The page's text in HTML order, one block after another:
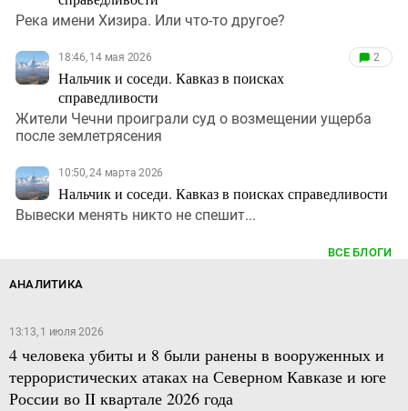
Река имени Хизира. Или что-то другое?
18:46, 14 мая 2026
Нальчик и соседи. Кавказ в поисках
справедливости
2
Жители Чечни проиграли суд о возмещении ущерба
после землетрясения
10:50, 24 марта 2026
Нальчик и соседи. Кавказ в поисках справедливости
Вывески менять никто не спешит...
ВСЕ БЛОГИ
АНАЛИТИКА
13:13, 1 июля 2026
4 человека убиты и 8 были ранены в вооруженных и
террористических атаках на Северном Кавказе и юге
России во II квартале 2026 года